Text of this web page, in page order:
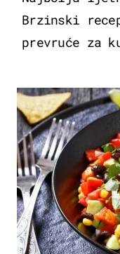
Brzinski
prevruće za